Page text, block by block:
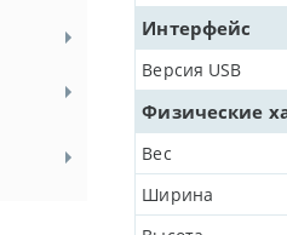
Интерфейс
Версия USB
Физические
Вес
Ширина